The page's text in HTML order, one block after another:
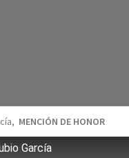
MENCIÓN DE HONOR
García